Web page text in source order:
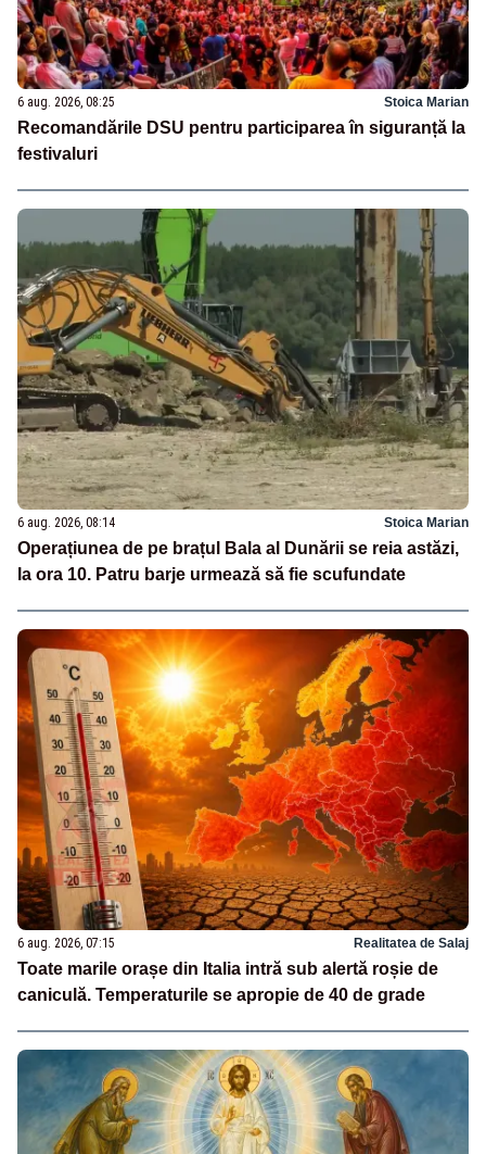
6 aug. 2026, 08:25 Stoica Marian
Recomandările DSU pentru participarea în siguranță la
festivaluri
6 aug. 2026, 08:14 Stoica Marian
Operațiunea de pe brațul Bala al Dunării se reia astăzi,
la ora 10. Patru barje urmează să fie scufundate
6 aug. 2026, 07:15 Realitatea de Salaj
Toate marile orașe din Italia intră sub alertă roșie de
caniculă. Temperaturile se apropie de 40 de grade